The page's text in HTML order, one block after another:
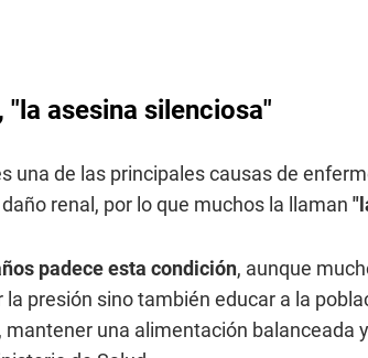
asesina silenciosa"
una de las principales causas de
renal, por lo que muchos la llaman
padece esta condición, aunque
la presión sino también educar a la
una alimentación balanceada